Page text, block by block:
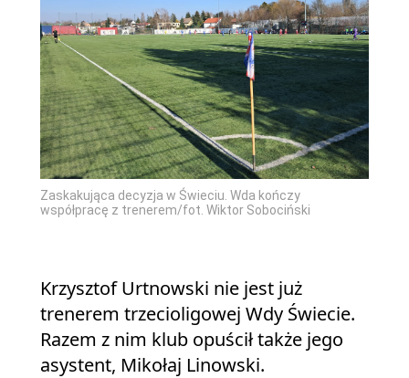
Zaskakująca decyzja w Świeciu. Wda kończy
współpracę z trenerem/fot. Wiktor Sobociński
Krzysztof Urtnowski nie jest już
trenerem trzecioligowej Wdy Świecie.
Razem z nim klub opuścił także jego
asystent, Mikołaj Linowski.